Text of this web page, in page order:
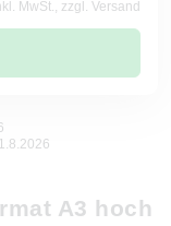
MwSt., zzgl. Versand
A3 hoch